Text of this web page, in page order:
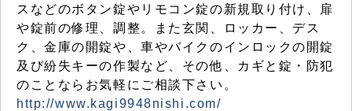
スなどのボタン錠やリモコン錠の新規取り付け、扉
や錠前の修理、調整。また玄関、ロッカー、デス
ク、金庫の開錠や、車やバイクのインロックの開錠
及び紛失キーの作製など、その他、カギと錠・防犯
のことならお気軽にご相談下さい。
http://www.kagi9948nishi.com/